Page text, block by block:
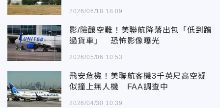
2026/06/18 18:09
影/險釀空難！美聯航降落出包「低到蹭
過貨車」 恐怖影像曝光
2026/05/06 10:53
飛安危機！美聯航客機3千英尺高空疑
似撞上無人機 FAA調查中
2026/04/30 10:39